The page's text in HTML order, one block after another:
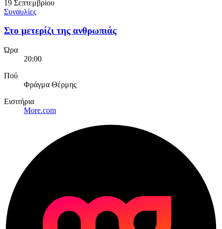
19 Σεπτεμβρίου
Συναυλίες
Στο μετερίζι της ανθρωπιάς
Ώρα
20:00
Πού
Φράγμα Θέρμης
Εισιτήρια
More.com